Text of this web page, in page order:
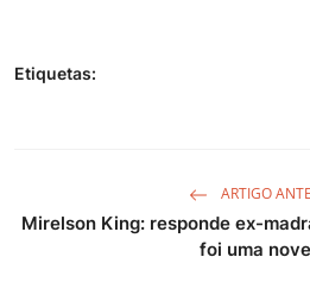
Etiquetas:
ARTIGO
Mirelson King: responde ex-
foi uma